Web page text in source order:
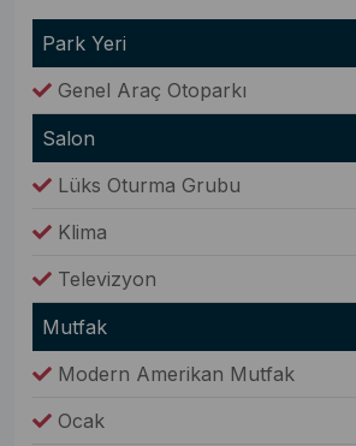
Park Yeri
Genel Araç Otoparkı
Salon
Lüks Oturma Grubu
Klima
Televizyon
Mutfak
Modern Amerikan Mutfak
Ocak